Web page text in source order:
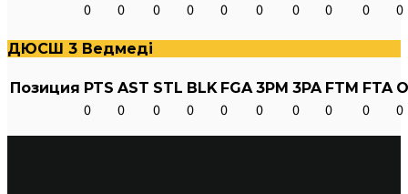
0 0 0 0 0 0 0 0 0 0
ДЮСШ 3 Ведмеді
Позиция PTS AST STL BLK FGA 3PM 3PA FTM FTA
0 0 0 0 0 0 0 0 0 0